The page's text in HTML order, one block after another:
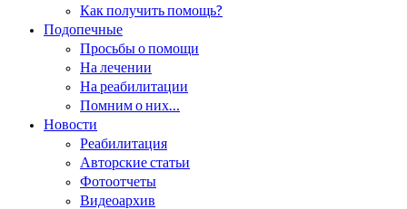
Как получить помощь?
Подопечные
Просьбы о помощи
На лечении
На реабилитации
Помним о них…
Новости
Реабилитация
Авторские статьи
Фотоотчеты
Видеоархив